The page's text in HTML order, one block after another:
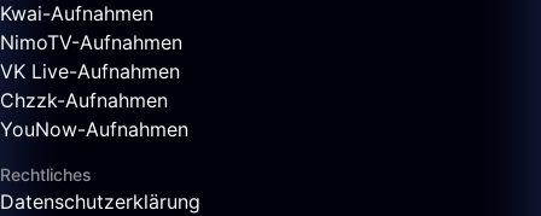
Kwai-Aufnahmen
NimoTV-Aufnahmen
VK Live-Aufnahmen
Chzzk-Aufnahmen
YouNow-Aufnahmen
Rechtliches
Datenschutzerklärung